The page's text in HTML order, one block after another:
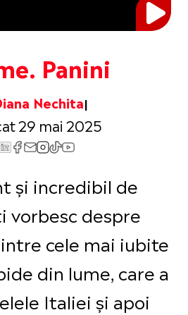
Panini
Nechita
29 mai 2025
și incredibil de
vorbesc despre
cele mai iubite
din lume, care a
Italiei și apoi